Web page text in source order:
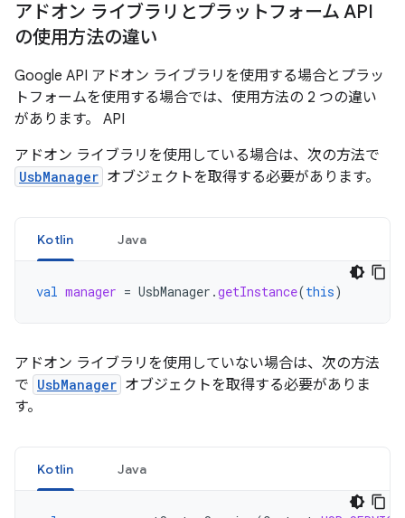
アドオン ライブラリとプラットフォーム API
の使用方法の違い
Google API アドオン ライブラリを使用する場合とプラッ
トフォームを使用する場合では、使用方法の 2 つの違い
があります。 API
アドオン ライブラリを使用している場合は、次の方法で
UsbManager オブジェクトを取得する必要があります。
Kotlin Java
val manager = UsbManager .getInstance(this)
アドオン ライブラリを使用していない場合は、次の方法
で UsbManager オブジェクトを取得する必要がありま
す。
Kotlin Java